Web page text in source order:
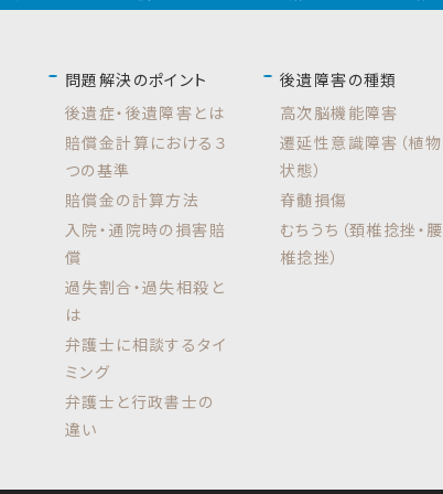
問題解決のポイント
後遺症・後遺障害とは
賠償金計算における３
つの基準
賠償金の計算方法
入院・通院時の損害賠
償
過失割合・過失相殺と
は
弁護士に相談するタイ
ミング
弁護士と行政書士の
違い
後遺障害の種類
高次脳機能障害
遷延性意識障害（植物
状態）
脊髄損傷
むちうち（頚椎捻挫・腰
椎捻挫）